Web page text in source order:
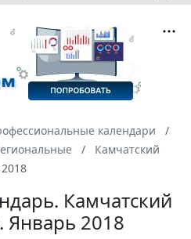
календари
Камчатский
Камчатский
Январь 2018